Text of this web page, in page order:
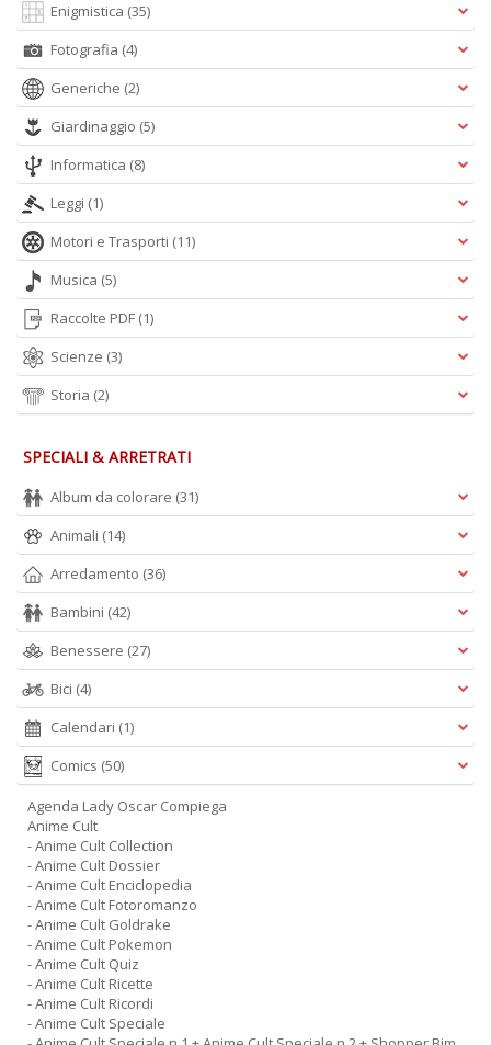
Enigmistica (35)
Fotografia (4)
Generiche (2)
Giardinaggio (5)
Informatica (8)
Leggi (1)
Motori e Trasporti (11)
Musica (5)
Raccolte PDF (1)
Scienze (3)
Storia (2)
SPECIALI & ARRETRATI
Album da colorare (31)
Animali (14)
Arredamento (36)
Bambini (42)
Benessere (27)
Bici (4)
Calendari (1)
Comics (50)
Agenda Lady Oscar Compiega
Anime Cult
- Anime Cult Collection
- Anime Cult Dossier
- Anime Cult Enciclopedia
- Anime Cult Fotoromanzo
- Anime Cult Goldrake
- Anime Cult Pokemon
- Anime Cult Quiz
- Anime Cult Ricette
- Anime Cult Ricordi
- Anime Cult Speciale